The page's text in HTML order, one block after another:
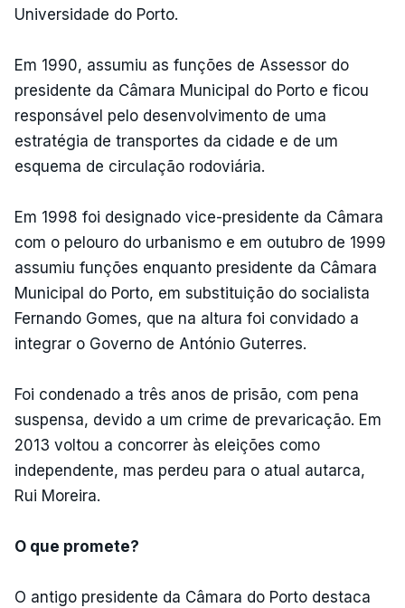
Universidade do Porto.
Em 1990, assumiu as funções de Assessor do
presidente da Câmara Municipal do Porto e ficou
responsável pelo desenvolvimento de uma
estratégia de transportes da cidade e de um
esquema de circulação rodoviária.
Em 1998 foi designado vice-presidente da Câmara
com o pelouro do urbanismo e em outubro de 1999
assumiu funções enquanto presidente da Câmara
Municipal do Porto, em substituição do socialista
Fernando Gomes, que na altura foi convidado a
integrar o Governo de António Guterres.
Foi condenado a três anos de prisão, com pena
suspensa, devido a um crime de prevaricação. Em
2013 voltou a concorrer às eleições como
independente, mas perdeu para o atual autarca,
Rui Moreira.
O que promete?
O antigo presidente da Câmara do Porto destaca